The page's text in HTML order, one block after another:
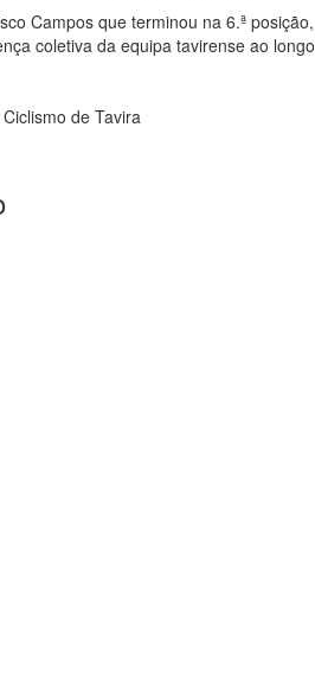
Campos que terminou na 6.ª
coletiva da equipa tavirense ao
de Tavira